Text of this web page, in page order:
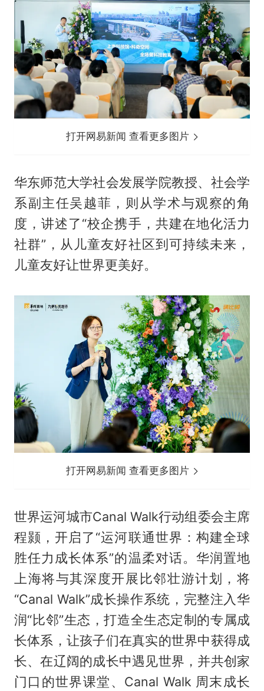
打开网易新闻 查看更多图片
华东师范大学社会发展学院教授、社会学
系副主任吴越菲，则从学术与观察的角
度，讲述了“校企携手，共建在地化活力
社群”，从儿童友好社区到可持续未来，
儿童友好让世界更美好。
打开网易新闻 查看更多图片
世界运河城市Canal Walk行动组委会主席
程颢，开启了“运河联通世界：构建全球
胜任力成长体系”的温柔对话。华润置地
上海将与其深度开展比邻壮游计划，将
“Canal Walk”成长操作系统，完整注入华
润“比邻”生态，打造全生态定制的专属成
长体系，让孩子们在真实的世界中获得成
长、在辽阔的成长中遇见世界，并共创家
门口的世界课堂、Canal Walk 周末成长